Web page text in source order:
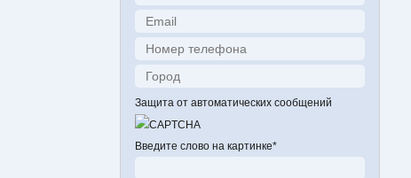
Защита от автоматических сообщений
Введите слово на картинке*